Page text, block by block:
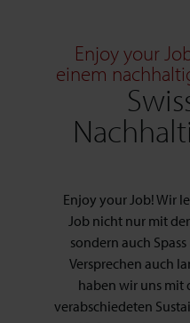
Enjoy your
einem
Enjoy your Job! Wir
Job nicht nur mit
sondern auch
Versprechen auch
haben wir uns mit
verabschiedeten